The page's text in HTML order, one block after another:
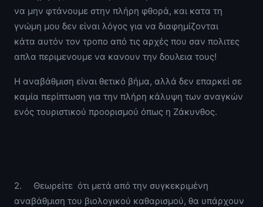
να μην φτάνουμε στην πλήρη φθορά, και κατα τη
γνώμη μου δεν είναι λόγος για να διαφημίζονται
κάτα αυτόν τον τροπο από τις αρχές που σαν πολιτες
απλα περιμενουμε να κανουν την δουλεια τους!
Η αναβάθμιση είναι θετικό βήμα, αλλά δεν επαρκεί σε
καμία περίπτωση για την πλήρη κάλυψη των αναγκών
ενός τουριστικού προορισμού όπως η Ζάκυνθος.
2. Θεωρείτε ότι μετά από την συγκεκριμένη
αναβάθμιση του βιολογικού καθαρισμού, θα υπάρχουν